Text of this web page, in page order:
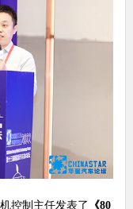
控制主任发表了 《80